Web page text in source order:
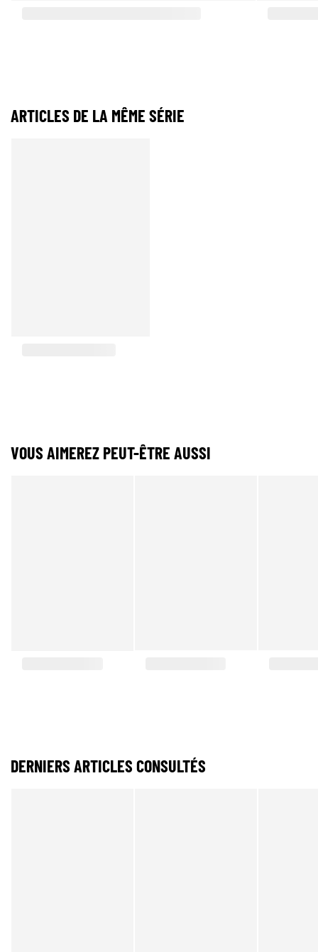
ARTICLES DE LA MÊME SÉRIE
VOUS AIMEREZ PEUT-ÊTRE AUSSI
DERNIERS ARTICLES CONSULTÉS